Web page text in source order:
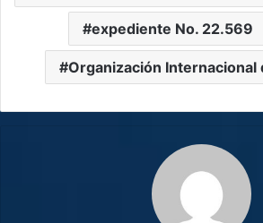
expediente No. 22.569
Organización Internacional